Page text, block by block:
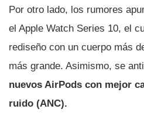
Por otro lado, los rumores
el Apple Watch Series 10, el
rediseño con un cuerpo más
más grande. Asimismo, se
nuevos AirPods con mejor
ruido (ANC).